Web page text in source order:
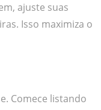
ajuste suas
Isso maximiza o
Comece listando